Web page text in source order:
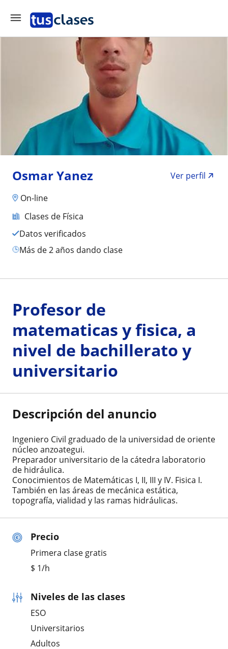
Osmar Yanez
Ver perfil
On-line
Clases de Física
Datos verificados
más de 2 años dando clase
Precio
Primera clase gratis
$ 1/h
Niveles de las clases
ESO
Universitarios
Adultos
Profesor de
matematicas y fisica, a
nivel de bachillerato y
universitario
Descripción del anuncio
Ingeniero Civil graduado de la universidad de oriente
núcleo anzoategui.
Preparador universitario de la cátedra laboratorio
de hidráulica.
Conocimientos de Matemáticas I, II, III y IV. Fisica I.
También en las áreas de mecánica estática,
topografía, vialidad y las ramas hidráulicas.